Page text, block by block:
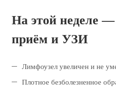
На этой неделе —
приём и УЗИ
Лимфоузел увеличен и не
Плотное безболезненное